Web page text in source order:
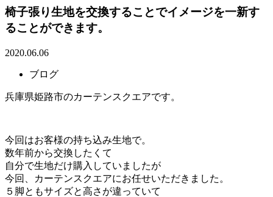
椅子張り生地を交換することでイメージを一新す
ることができます。
2020.06.06
ブログ
兵庫県姫路市のカーテンスクエアです。
今回はお客様の持ち込み生地で。
数年前から交換したくて
自分で生地だけ購入していましたが
今回、カーテンスクエアにお任せいただきました。
５脚ともサイズと高さが違っていて